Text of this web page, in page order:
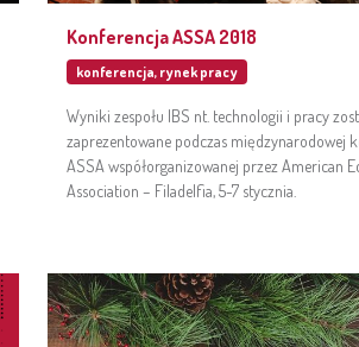
Konferencja ASSA 2018
konferencja, rynek pracy
Wyniki zespołu IBS nt. technologii i pracy
zaprezentowane podczas międzynarodowej
ASSA współorganizowanej przez American
Association – Filadelfia, 5-7 stycznia.